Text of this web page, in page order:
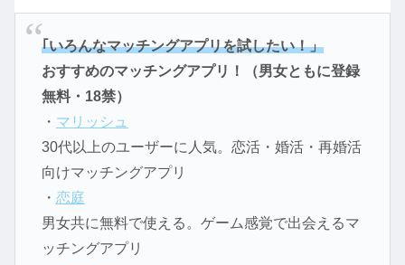
｢いろんなマッチングアプリを試したい！」
おすすめのマッチングアプリ！（男女ともに登録
無料・18禁）
・ マリッシュ
30代以上のユーザーに人気。恋活・婚活・再婚活
向けマッチングアプリ
・ 恋庭
男女共に無料で使える。ゲーム感覚で出会えるマ
ッチングアプリ